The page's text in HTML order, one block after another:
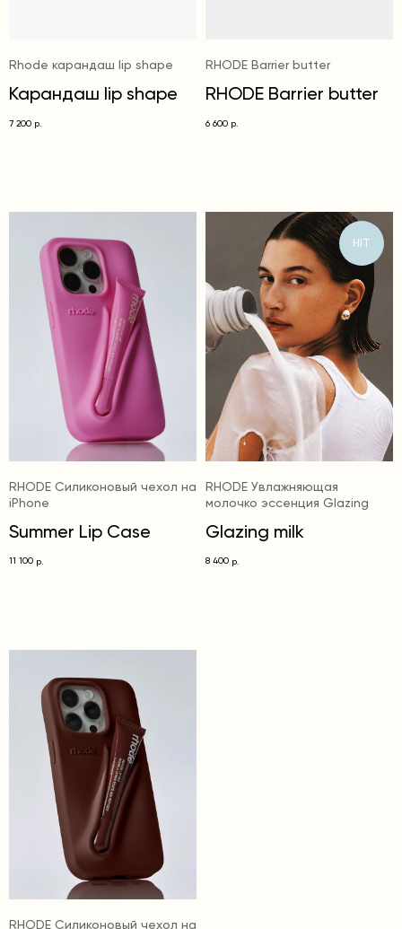
Rhode карандаш lip shape
Карандаш lip shape
7 200 р.
RHODE Barrier butter
RHODE Barrier butter
6 600 р.
RHODE Силиконовый чехол на
iPhone
Summer Lip Case
11 100 р.
HIT
RHODE Увлажняющая
молочко эссенция Glazing
Glazing milk
8 400 р.
RHODE Силиконовый чехол на